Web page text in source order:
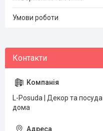
Умови роботи
L-Posuda | Декор та
дома